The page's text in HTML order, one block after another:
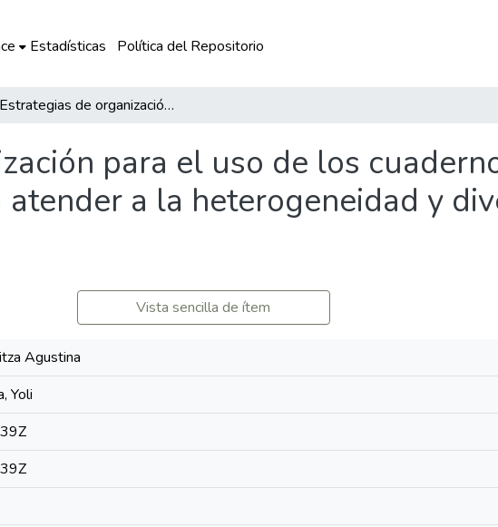
Estadísticas Política del Repositorio
Estrategias de organización para el uso de los cuadernos de autoaprendizaje para atender a la heterogeneidad y diversidad del aula multigrado
para el uso de los
a la heterogeneidad y
Vista sencilla de ítem
Agustina
Yoli